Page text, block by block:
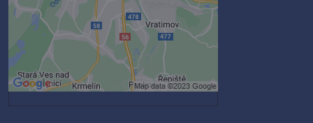
Povoliť a zapamätať - súhlas s
druhom cookie: Funkčné
Otvoriť obsah v novom okne